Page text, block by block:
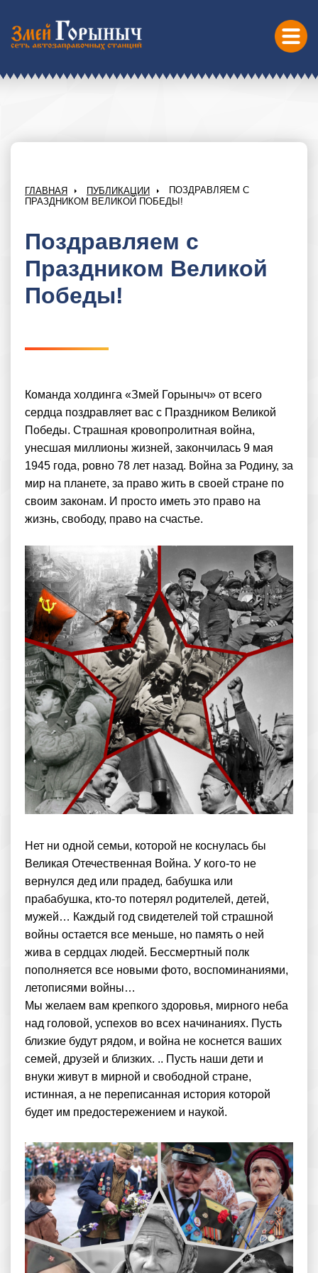
ГЛАВНАЯ ПУБЛИКАЦИИ
ПОЗДРАВЛЯЕМ С
ПРАЗДНИКОМ ВЕЛИКОЙ ПОБЕДЫ!
Поздравляем с
Праздником Великой
Победы!
Команда холдинга «Змей Горыныч» от всего
сердца поздравляет вас с Праздником Великой
Победы. Страшная кровопролитная война,
унесшая миллионы жизней, закончилась 9 мая
1945 года, ровно 78 лет назад. Война за Родину, за
мир на планете, за право жить в своей стране по
своим законам. И просто иметь это право на
жизнь, свободу, право на счастье.
Нет ни одной семьи, которой не коснулась бы
Великая Отечественная Война. У кого-то не
вернулся дед или прадед, бабушка или
прабабушка, кто-то потерял родителей, детей,
мужей… Каждый год свидетелей той страшной
войны остается все меньше, но память о ней
жива в сердцах людей. Бессмертный полк
пополняется все новыми фото, воспоминаниями,
летописями войны…
Мы желаем вам крепкого здоровья, мирного неба
над головой, успехов во всех начинаниях. Пусть
близкие будут рядом, и война не коснется ваших
семей, друзей и близких. .. Пусть наши дети и
внуки живут в мирной и свободной стране,
истинная, а не переписанная история которой
будет им предостережением и наукой.